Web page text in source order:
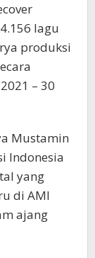
lagu
produksi
– 30
Mustamin
Indonesia
yang
di AMI
ajang